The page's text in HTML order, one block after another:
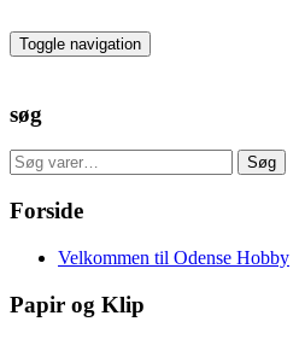
to
the
Toggle navigation
søg
Søg
efter:
Søg
Forside
Velkommen til Odense Hobby
Papir og Klip